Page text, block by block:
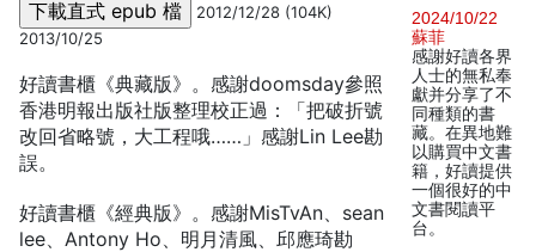
2012/12/28 (104K)
2013/10/25
好讀書櫃《典藏版》。感謝doomsday參照
香港明報出版社版整理校正過：「把破折號
改回省略號，大工程哦……」感謝Lin Lee勘
誤。
好讀書櫃《經典版》。感謝MisTvAn、sean
lee、Antony Ho、明月清風、邱應琦勘
2024/10/22
蘇菲
感謝好讀各界
人士的無私奉
獻并分享了不
同種類的書
藏。在異地難
以購買中文書
籍，好讀提供
一個很好的中
文書閱讀平
台。